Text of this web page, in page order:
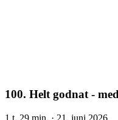
100. Helt godnat -